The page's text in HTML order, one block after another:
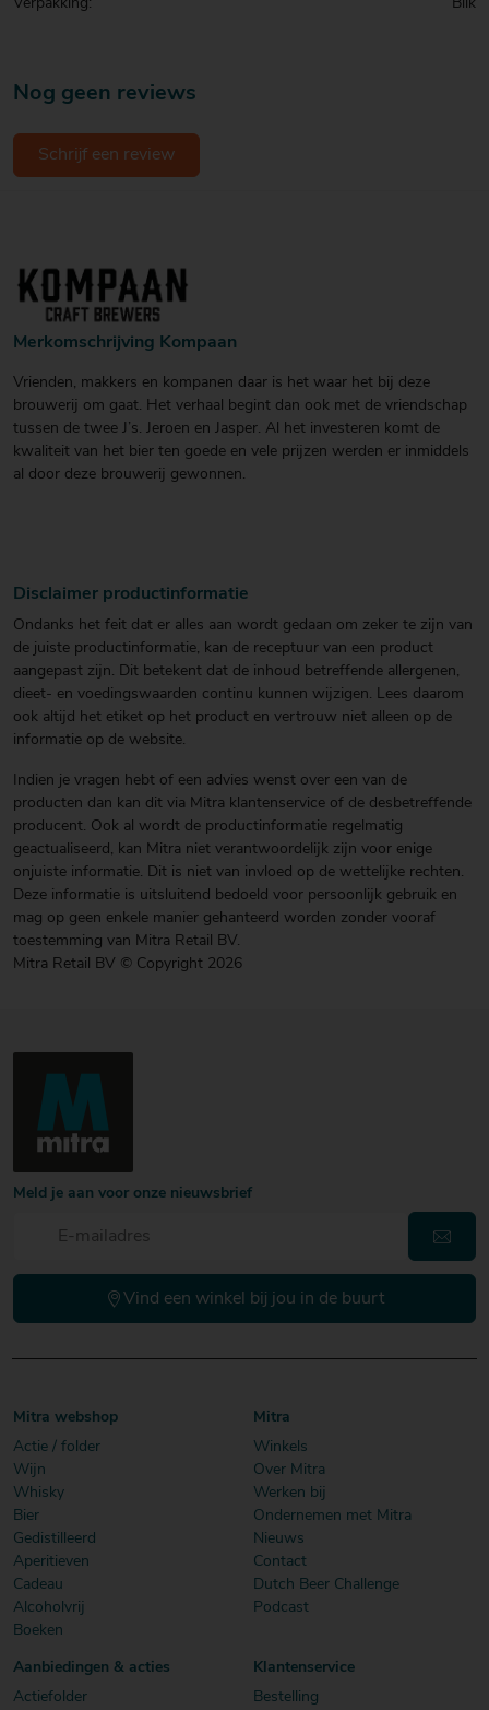
Nog geen reviews
Schrijf een review
Verpakking:
Blik
Merkomschrijving Kompaan
Vrienden, makkers en kompanen daar is het waar het bij deze
brouwerij om gaat. Het verhaal begint dan ook met de vriendschap
tussen de twee J’s. Jeroen en Jasper. Al het investeren komt de
kwaliteit van het bier ten goede en vele prijzen werden er inmiddels
al door deze brouwerij gewonnen.
Disclaimer productinformatie
Ondanks het feit dat er alles aan wordt gedaan om zeker te zijn van
de juiste productinformatie, kan de receptuur van een product
aangepast zijn. Dit betekent dat de inhoud betreffende allergenen,
dieet- en voedingswaarden continu kunnen wijzigen. Lees daarom
ook altijd het etiket op het product en vertrouw niet alleen op de
informatie op de website.
Indien je vragen hebt of een advies wenst over een van de
producten dan kan dit via Mitra klantenservice of de desbetreffende
producent. Ook al wordt de productinformatie regelmatig
geactualiseerd, kan Mitra niet verantwoordelijk zijn voor enige
onjuiste informatie. Dit is niet van invloed op de wettelijke rechten.
Deze informatie is uitsluitend bedoeld voor persoonlijk gebruik en
mag op geen enkele manier gehanteerd worden zonder vooraf
toestemming van Mitra Retail BV.
Mitra Retail BV © Copyright 2026
Meld je aan voor onze nieuwsbrief
Vind een winkel bij jou in de buurt
Mitra webshop
Actie / folder
Wijn
Whisky
Bier
Gedistilleerd
Aperitieven
Cadeau
Alcoholvrij
Boeken
Mitra
Winkels
Over Mitra
Werken bij
Ondernemen met Mitra
Nieuws
Contact
Dutch Beer Challenge
Podcast
Aanbiedingen & acties
Actiefolder
Klantenservice
Bestelling